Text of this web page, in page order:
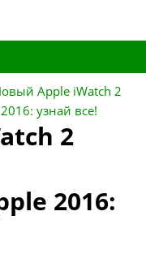
Apple iWatch 2
узнай все!
2
2016: